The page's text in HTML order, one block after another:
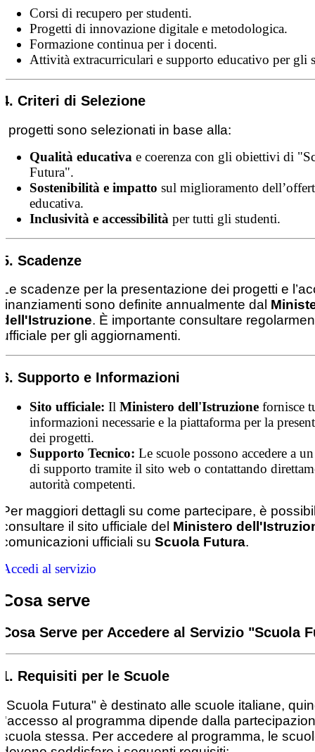
Corsi di recupero per studenti.
Progetti di innovazione digitale e metodologica.
Formazione continua per i docenti.
Attività extracurriculari e supporto educativo per gli
4. Criteri di Selezione
I progetti sono selezionati in base alla:
Qualità educativa e coerenza con gli obiettivi di
Futura".
Sostenibilità e impatto sul miglioramento
educativa.
Inclusività e accessibilità per tutti gli studenti.
5. Scadenze
Le scadenze per la presentazione dei progetti e
finanziamenti sono definite annualmente dal
dell'Istruzione. È importante consultare
ufficiale per gli aggiornamenti.
6. Supporto e Informazioni
Sito ufficiale: Il Ministero dell'Istruzione fornisce
informazioni necessarie e la piattaforma per la
dei progetti.
Supporto Tecnico: Le scuole possono accedere a
di supporto tramite il sito web o contattando
autorità competenti.
Per maggiori dettagli su come partecipare, è
consultare il sito ufficiale del Ministero
comunicazioni ufficiali su Scuola Futura.
Accedi al servizio
Cosa serve
Cosa Serve per Accedere al Servizio "Scuola
1. Requisiti per le Scuole
"Scuola Futura" è destinato alle scuole italiane,
l'accesso al programma dipende dalla
scuola stessa. Per accedere al programma, le